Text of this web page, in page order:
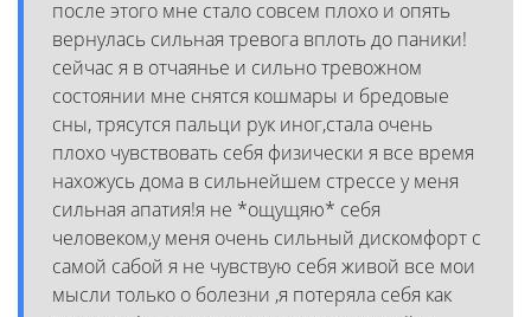
после этого мне стало совсем плохо и опять
вернулась сильная тревога вплоть до паники!
сейчас я в отчаянье и сильно тревожном
состоянии мне снятся кошмары и бредовые
сны, трясутся пальци рук иног,стала очень
плохо чувствовать себя физически я все время
нахожусь дома в сильнейшем стрессе у меня
сильная апатия!я не *ощущяю* себя
человеком,у меня очень сильный дискомфорт с
самой сабой я не чувствую себя живой все мои
мысли только о болезни ,я потеряла себя как